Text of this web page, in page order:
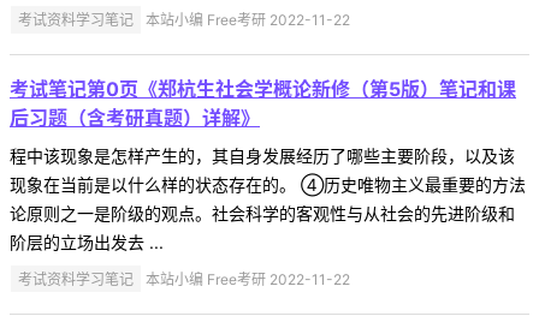
考试资料学习笔记 本站小编 Free考研 2022-11-22
考试笔记第0页《郑杭生社会学概论新修（第5版）笔记和课
后习题（含考研真题）详解》
程中该现象是怎样产生的，其自身发展经历了哪些主要阶段，以及该
现象在当前是以什么样的状态存在的。 ④历史唯物主义最重要的方法
论原则之一是阶级的观点。社会科学的客观性与从社会的先进阶级和
阶层的立场出发去 ...
考试资料学习笔记 本站小编 Free考研 2022-11-22